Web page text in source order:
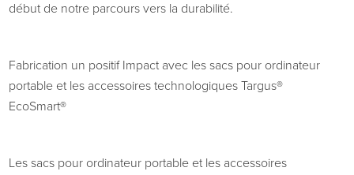
début de notre parcours vers la durabilité.
Fabrication un positif Impact avec les sacs pour ordinateur
portable et les accessoires technologiques Targus®
EcoSmart®
Les sacs pour ordinateur portable et les accessoires